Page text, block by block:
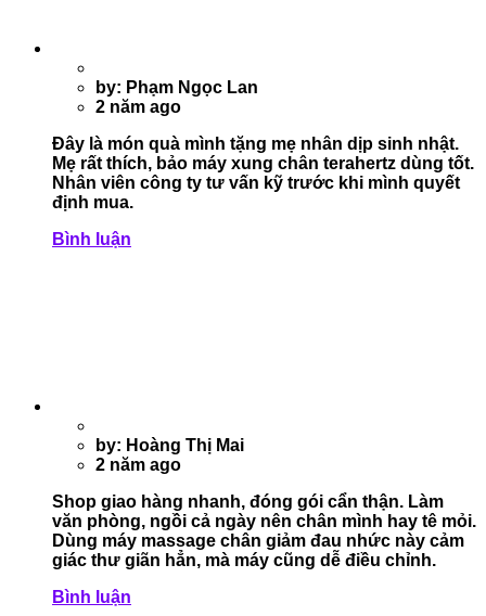
by: Phạm Ngọc Lan
2 năm ago
Đây là món quà mình tặng mẹ nhân dịp sinh nhật.
Mẹ rất thích, bảo máy xung chân terahertz dùng tốt.
Nhân viên công ty tư vấn kỹ trước khi mình quyết
định mua.
Bình luận
by: Hoàng Thị Mai
2 năm ago
Shop giao hàng nhanh, đóng gói cẩn thận. Làm
văn phòng, ngồi cả ngày nên chân mình hay tê mỏi.
Dùng máy massage chân giảm đau nhức này cảm
giác thư giãn hẳn, mà máy cũng dễ điều chỉnh.
Bình luận